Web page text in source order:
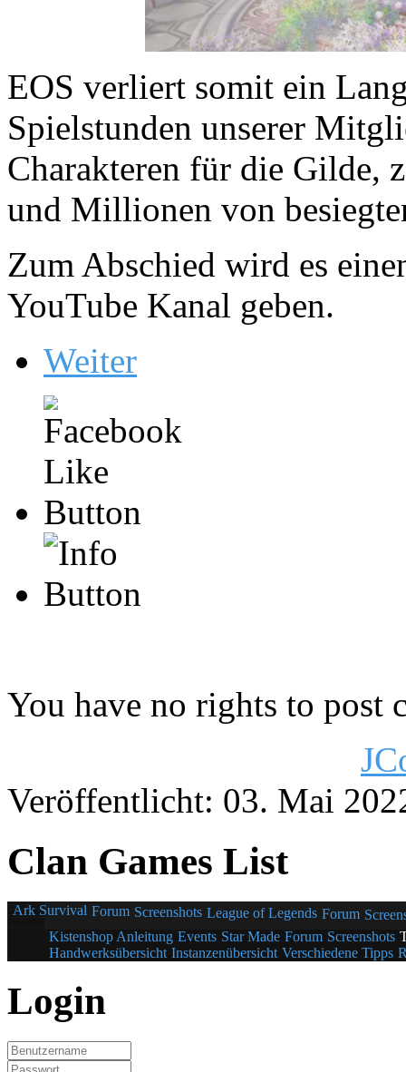
EOS verliert somit ein
Spielstunden unserer
Charakteren für die Gilde,
und Millionen von
Zum Abschied wird es
YouTube Kanal geben.
Weiter
You have no rights to post
Veröffentlicht: 03. Mai
Clan Games List
Ark Survival Forum Screenshots League of Legends Forum
Kistenshop Anleitung Events Star Made Forum Screenshots
Handwerksübersicht Instanzenübersicht Verschiedene Tipps
Login